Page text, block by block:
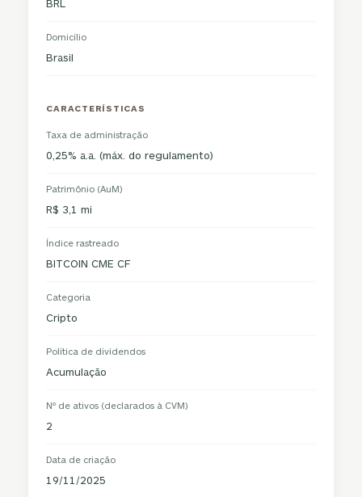
BRL
Domicílio
Brasil
CARACTERÍSTICAS
Taxa de administração
0,25% a.a. (máx. do regulamento)
Patrimônio (AuM)
R$ 3,1 mi
Índice rastreado
BITCOIN CME CF
Categoria
Cripto
Política de dividendos
Acumulação
Nº de ativos (declarados à CVM)
2
Data de criação
19/11/2025